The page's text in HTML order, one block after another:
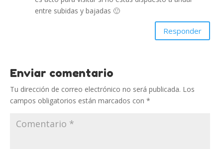
entre subidas y bajadas 🙂
Responder
Enviar comentario
Tu dirección de correo electrónico no será publicada. Los
campos obligatorios están marcados con *